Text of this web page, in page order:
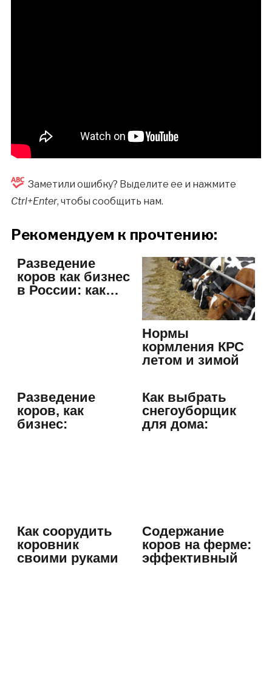
Заметили ошибку? Выделите ее и нажмите
Ctrl+Enter, чтобы сообщить нам.
Рекомендуем к прочтению:
Разведение
коров как бизнес
в России: как…
Нормы
кормления КРС
летом и зимой
Разведение
коров, как
бизнес:
Как выбрать
снегоуборщик
для дома:
Как соорудить
коровник
своими руками
Содержание
коров на ферме:
эффективный